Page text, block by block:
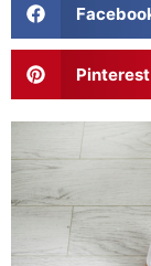
Pinterest